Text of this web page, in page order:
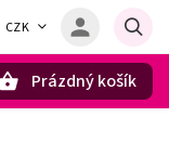
CZK
Prázdný košík